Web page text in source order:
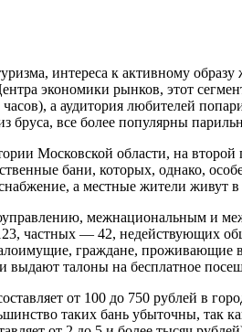
интереса к активному
экономики рынков, этот
а аудитория любителей
бруса, все более популярны
Мос­ковской области, на
бани, которых, однако,
а местные жители
межнациональным и
частных — 42, недействующих
граждане, проживающие
выдают талоны на бесплатное
от 100 до 750 рублей в
таких бань убыточны,